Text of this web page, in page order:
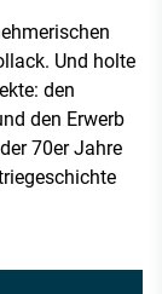
Und holte
den
den Erwerb
70er Jahre